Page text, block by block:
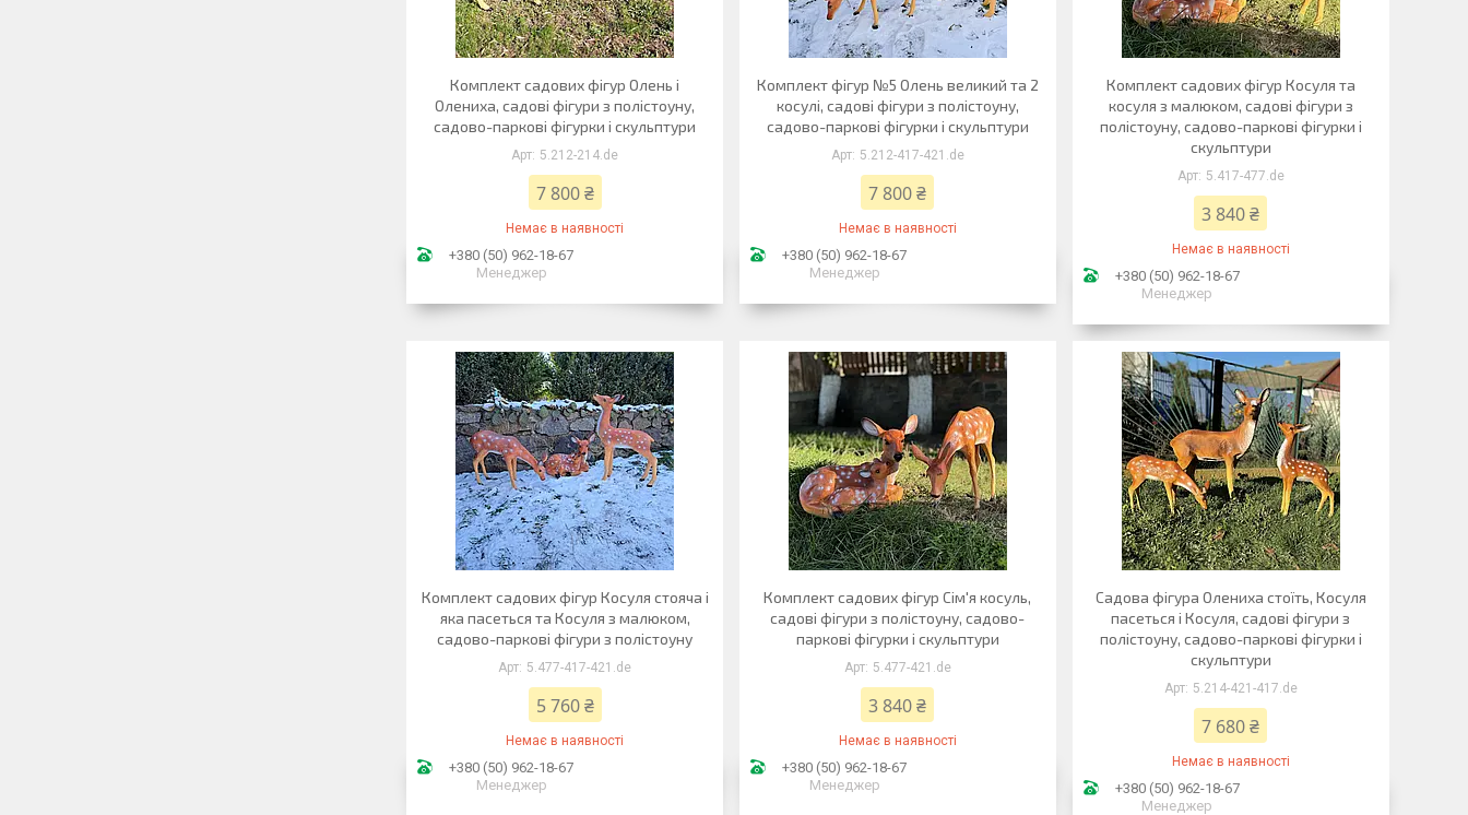
Комплект садових фігур Олень і
Олениха, садові фігури з полістоуну,
садово-паркові фігурки і скульптури
5.212-214.de
7 800 ₴
Немає в наявності
+380 (50) 962-18-67
Менеджер
Комплект фігур №5 Олень великий та 2
косулі, садові фігури з полістоуну,
садово-паркові фігурки і скульптури
5.212-417-421.de
7 800 ₴
Немає в наявності
+380 (50) 962-18-67
Менеджер
Комплект садових фігур Косуля та
косуля з малюком, садові фігури з
полістоуну, садово-паркові фігурки і
скульптури
5.417-477.de
3 840 ₴
Немає в наявності
+380 (50) 962-18-67
Менеджер
Комплект садових фігур Косуля стояча і
яка пасеться та Косуля з малюком,
садово-паркові фігури з полістоуну
5.477-417-421.de
5 760 ₴
Немає в наявності
+380 (50) 962-18-67
Менеджер
Комплект садових фігур Сім'я косуль,
садові фігури з полістоуну, садово-
паркові фігурки і скульптури
5.477-421.de
3 840 ₴
Немає в наявності
+380 (50) 962-18-67
Менеджер
Садова фігура Олениха стоїть, Косуля
пасеться і Косуля, садові фігури з
полістоуну, садово-паркові фігурки і
скульптури
5.214-421-417.de
7 680 ₴
Немає в наявності
+380 (50) 962-18-67
Менеджер